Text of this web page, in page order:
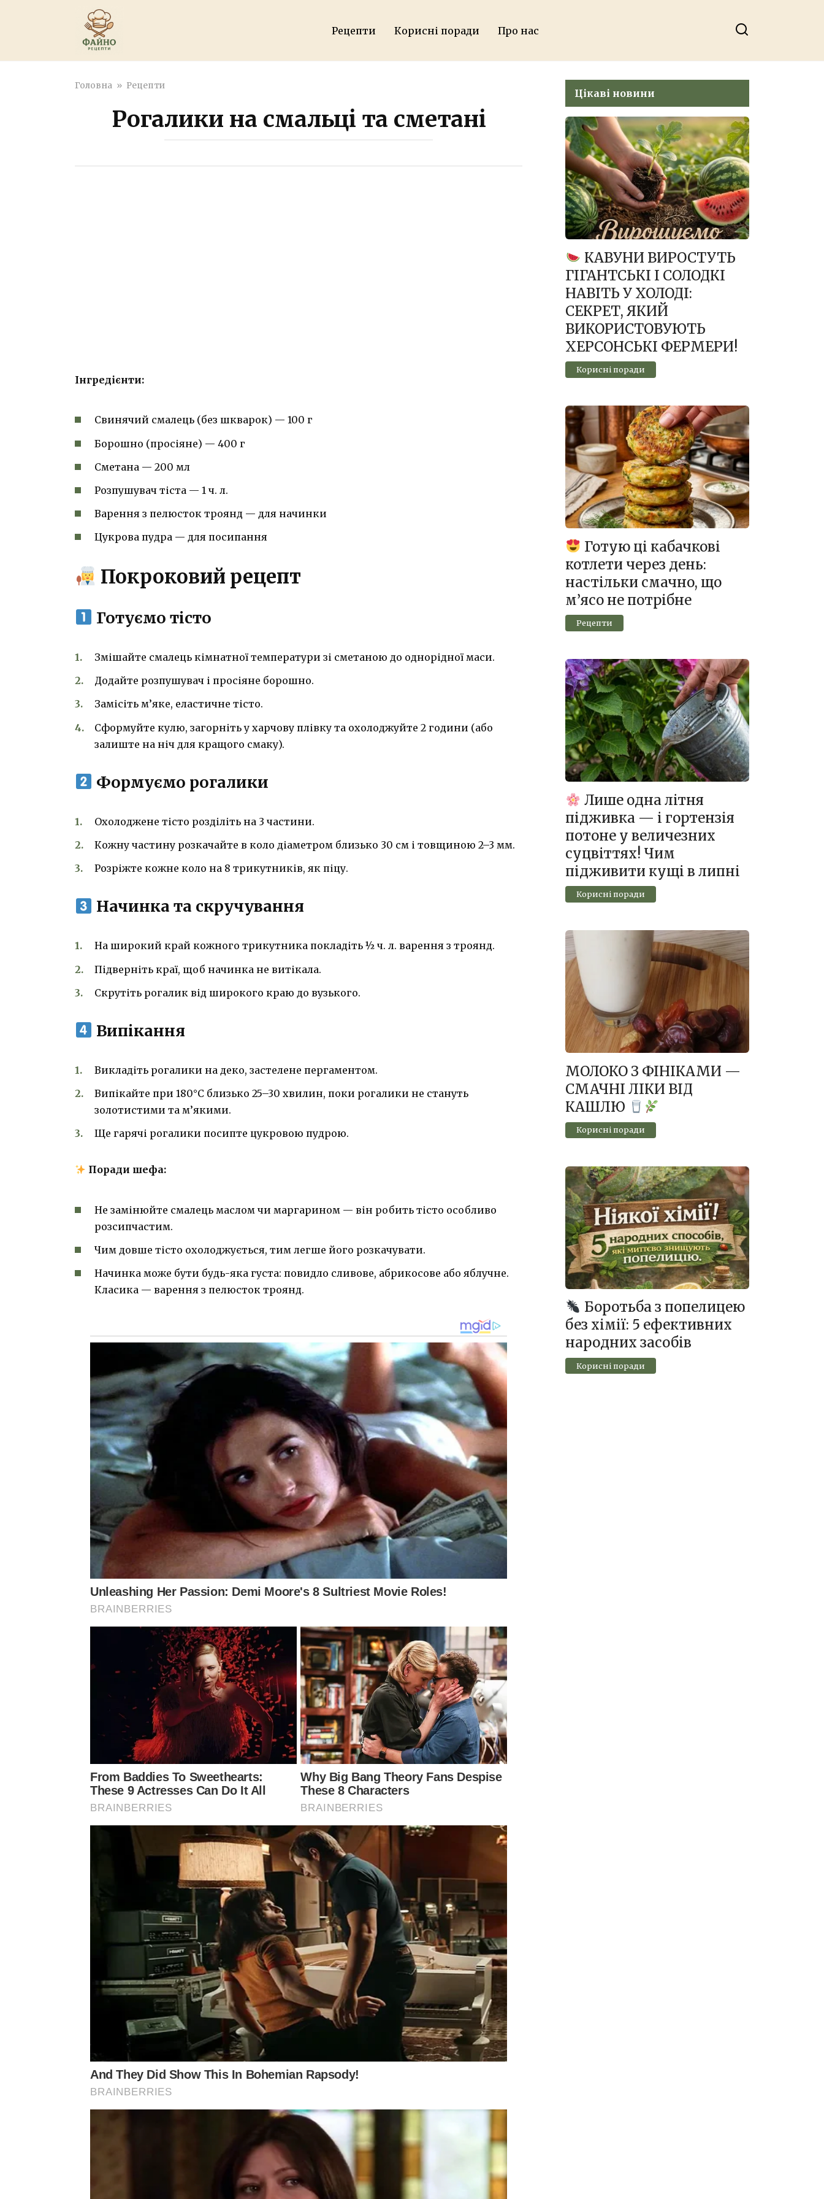
Рецепти Корисні поради Про нас
Головна » Рецепти
Рогалики на смальці та сметані
Інгредієнти:
Свинячий смалець (без шкварок) — 100 г
Борошно (просіяне) — 400 г
Сметана — 200 мл
Розпушувач тіста — 1 ч. л.
Варення з пелюсток троянд — для начинки
Цукрова пудра — для посипання
Покроковий рецепт
Готуємо тісто
Змішайте смалець кімнатної температури зі сметаною до однорідної маси.
Додайте розпушувач і просіяне борошно.
Замісіть м’яке, еластичне тісто.
Сформуйте кулю, загорніть у харчову плівку та охолоджуйте 2 години (або
залиште на ніч для кращого смаку).
Формуємо рогалики
Охолоджене тісто розділіть на 3 частини.
Кожну частину розкачайте в коло діаметром близько 30 см і товщиною 2–3 мм.
Розріжте кожне коло на 8 трикутників, як піцу.
Начинка та скручування
На широкий край кожного трикутника покладіть ½ ч. л. варення з троянд.
Підверніть краї, щоб начинка не витікала.
Скрутіть рогалик від широкого краю до вузького.
Випікання
Викладіть рогалики на деко, застелене пергаментом.
Випікайте при 180°C близько 25–30 хвилин, поки рогалики не стануть
золотистими та м’якими.
Ще гарячі рогалики посипте цукровою пудрою.
Поради шефа:
Не замінюйте смалець маслом чи маргарином — він робить тісто особливо
розсипчастим.
Чим довше тісто охолоджується, тим легше його розкачувати.
Начинка може бути будь-яка густа: повидло сливове, абрикосове або яблучне.
Класика — варення з пелюсток троянд.
Цікаві новини
КАВУНИ ВИРОСТУТЬ
ГІГАНТСЬКІ І СОЛОДКІ
НАВІТЬ У ХОЛОДІ:
СЕКРЕТ, ЯКИЙ
ВИКОРИСТОВУЮТЬ
ХЕРСОНСЬКІ ФЕРМЕРИ!
Корисні поради
Готую ці кабачкові
котлети через день:
настільки смачно, що
м’ясо не потрібне
Рецепти
Лише одна літня
підживка — і гортензія
потоне у величезних
суцвіттях! Чим
підживити кущі в липні
Корисні поради
МОЛОКО З ФІНІКАМИ —
СМАЧНІ ЛІКИ ВІД
КАШЛЮ
Корисні поради
Боротьба з попелицею
без хімії: 5 ефективних
народних засобів
Корисні поради